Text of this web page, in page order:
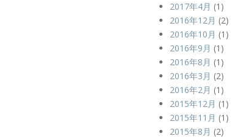
2017年4月 (1)
2016年12月 (2)
2016年10月 (1)
2016年9月 (1)
2016年8月 (1)
2016年3月 (2)
2016年2月 (1)
2015年12月 (1)
2015年11月 (1)
2015年8月 (2)